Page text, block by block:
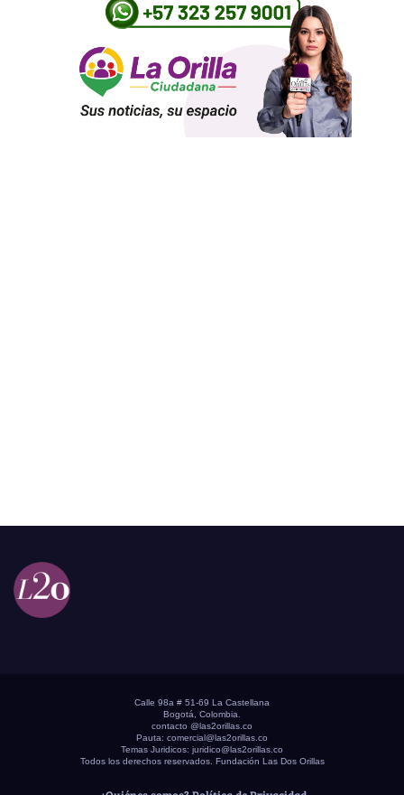
Calle 98a # 51-69 La Castellana
Bogotá, Colombia.
contacto @las2orillas.co
Pauta: comercial@las2orillas.co
Temas Juridicos: juridico@las2orillas.co
Todos los derechos reservados. Fundación Las Dos Orillas